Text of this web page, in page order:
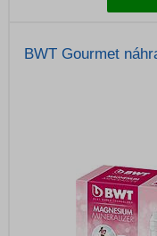
BWT Gourmet